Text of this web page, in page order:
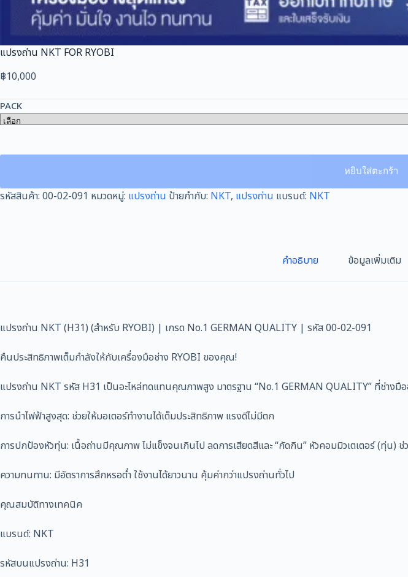
แปรงถ่าน NKT FOR RYOBI
฿10,000
PACK
หยิบใส่ตะกร้า
รหัสสินค้า: 00-02-091 หมวดหมู่: แปรงถ่าน ป้ายกำกับ: NKT, แปรงถ่าน แบรนด์: NKT
คำอธิบาย ข้อมูลเพิ่มเติม
แปรงถ่าน NKT (H31) (สำหรับ RYOBI) | เกรด No.1 GERMAN QUALITY | รหัส 00-02-091
คืนประสิทธิภาพเต็มกำลังให้กับเครื่องมือช่าง RYOBI ของคุณ!
แปรงถ่าน NKT รหัส H31 เป็นอะไหล่ทดแทนคุณภาพสูง มาตรฐาน “No.1 GERMAN QUALITY” ที่ช่างมื
การนำไฟฟ้าสูงสุด: ช่วยให้มอเตอร์ทำงานได้เต็มประสิทธิภาพ แรงดีไม่มีตก
การปกป้องหัวทุ่น: เนื้อถ่านมีคุณภาพ ไม่แข็งจนเกินไป ลดการเสียดสีและ “กัดกิน” หัวคอมมิวเตเตอร์ (ทุ่น) ช่
ความทนทาน: มีอัตราการสึกหรอต่ำ ใช้งานได้ยาวนาน คุ้มค่ากว่าแปรงถ่านทั่วไป
คุณสมบัติทางเทคนิค
แบรนด์: NKT
รหัสบนแปรงถ่าน: H31